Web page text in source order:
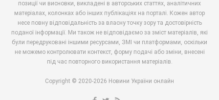
позиції чи висновки, викладені в авторських статтях, аналітичних
матеріалах, колонках або інших публікаціях на порталі. Кожен автор
несе повну відповідальність за власну точку зору та достовірність
поданої інформації. Ми також не відповідаємо за зміст матеріалів, які
були передруковані іншими ресурсами, ЗМІ чи платформами, оскільки
не можемо контролювати контекст, форму подачі або зміни, внесені
під час повторного використання матеріалів.
Copyright © 2020-2026 Новини України онлайн